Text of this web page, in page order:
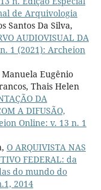
de Arquivologia
Santos Da Silva,
AUDIOVISUAL DA
1 (2021): Archeion
Eugênio
Thais Helen
DA
A DIFUSÃO,
Online: v. 13 n. 1
O ARQUIVISTA NAS
FEDERAL: da
do mundo do
2014